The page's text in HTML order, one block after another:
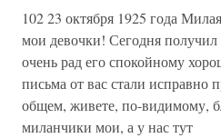
102 23 октября 1925 года
мои девочки! Сегодня получил
очень рад его спокойному
письма от вас стали исправно
общем, живете, по-видимому,
миланчики мои, а у нас тут